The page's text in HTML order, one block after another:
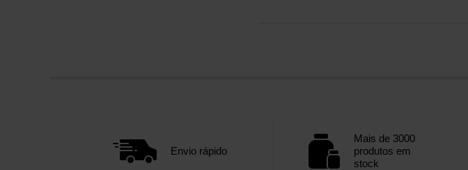
Envio rápido
Mais de 3000
produtos em
stock